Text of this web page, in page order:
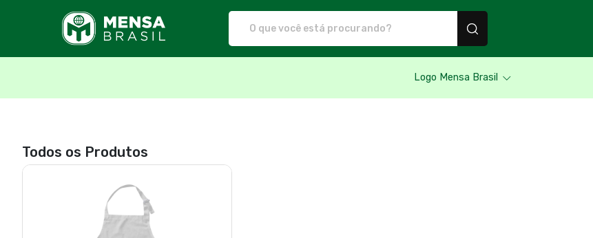
Logo Mensa Brasil
Todos os Produtos